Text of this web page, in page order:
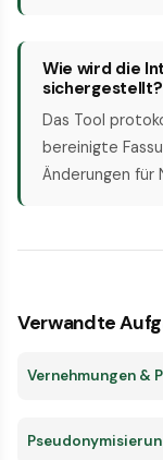
Wie wird die
sichergestellt?
Das Tool
bereinigte
Änderungen für
Verwandte
Vernehmungen &